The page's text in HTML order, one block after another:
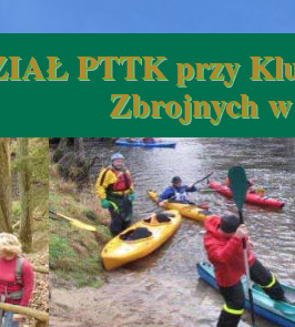
PTTK przy
Zbrojnych